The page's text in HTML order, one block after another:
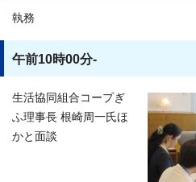
執務
午前10時00分-
生活協同組合コープぎ
ふ理事長 根崎周一氏ほ
かと面談